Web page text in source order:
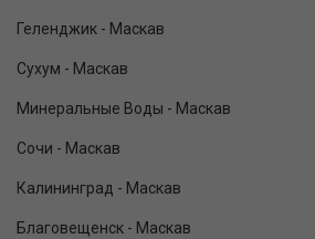
Геленджик - Маскав
Сухум - Маскав
Минеральные Воды - Маскав
Сочи - Маскав
Калининград - Маскав
Благовещенск - Маскав